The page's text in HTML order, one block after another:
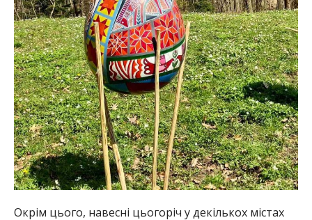
Окрім цього, навесні цьогоріч у декількох містах